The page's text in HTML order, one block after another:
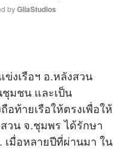
by GliaStudios
งเรือฯ อ.หลังสวน
มชน และเป็น
ท้ายเรือให้ตรงเพื่อให้
วน จ.ชุมพร ได้รักษา
เมื่อหลายปีที่ผ่านมา ใน